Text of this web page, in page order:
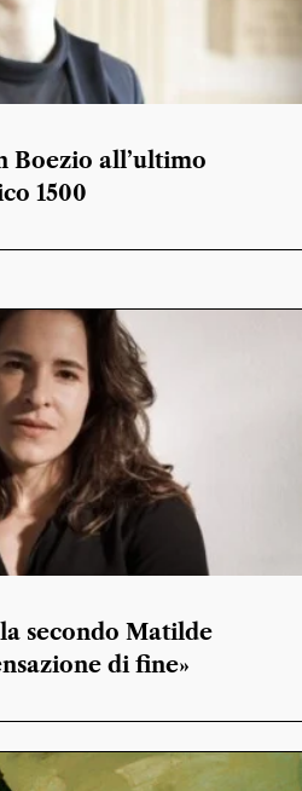
Boezio all’ultimo
1500
secondo Matilde
di fine»